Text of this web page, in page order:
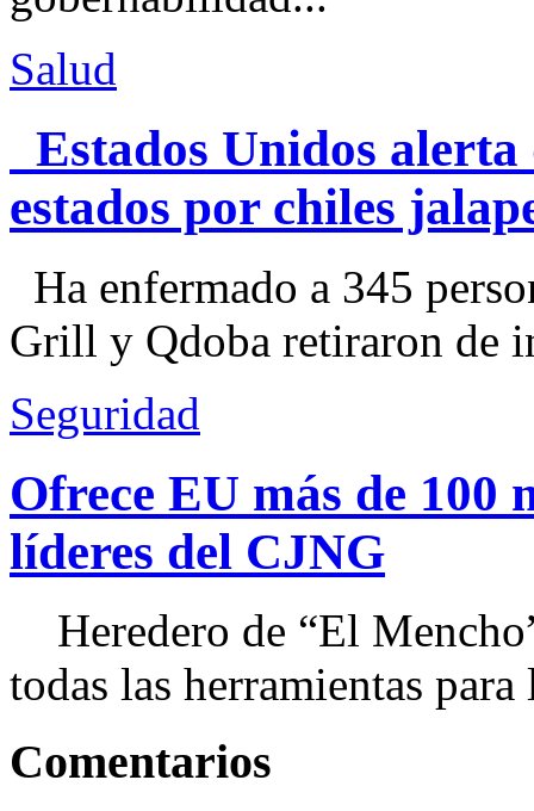
Salud
Estados Unidos alerta
estados por chiles
Ha enfermado a 345
Grill y Qdoba retiraron de
Seguridad
Ofrece EU más de 100
líderes del CJNG
Heredero de “El
todas las herramientas
Comentarios